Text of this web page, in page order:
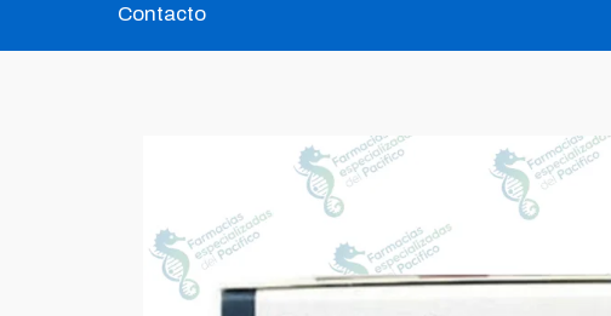
Contacto